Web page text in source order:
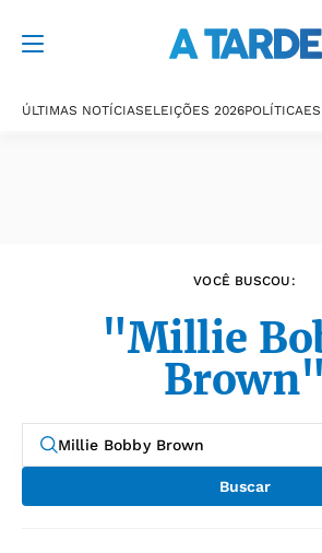
ÚLTIMAS NOTÍCIASELEIÇÕES 2026POLÍTICA
VOCÊ BUSCOU:
"Millie
Brown"
Buscar